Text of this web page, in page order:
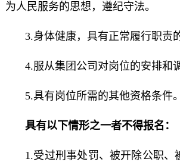
为人民服务的思想，遵纪守法。
3.身体健康，具有正常履行职责
4.服从集团公司对岗位的安排和
5.具有岗位所需的其他资格条件。
具有以下情形之一者不得报名：
1.受过刑事处罚、被开除公职、